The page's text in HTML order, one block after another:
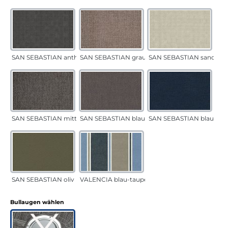
SAN SEBASTIAN anthrazitSAN SEBASTIAN grau-sandSAN SEBASTIAN sand
SAN SEBASTIAN mittelgrauSAN SEBASTIAN blau-sandSAN SEBASTIAN blau
SAN SEBASTIAN oliv VALENCIA blau-taupe
Bullaugen wählen